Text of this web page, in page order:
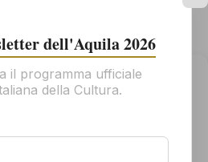
il consenso
accedere alle informazioni sul tuo
di queste tecnologie ci
dell'Aquila 2026
il programma ufficiale
della Cultura.